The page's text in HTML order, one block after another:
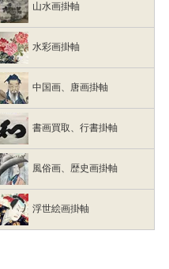
山水画掛軸
水彩画掛軸
中国画、唐画掛軸
書画買取、行書掛軸
風俗画、歴史画掛軸
浮世絵画掛軸